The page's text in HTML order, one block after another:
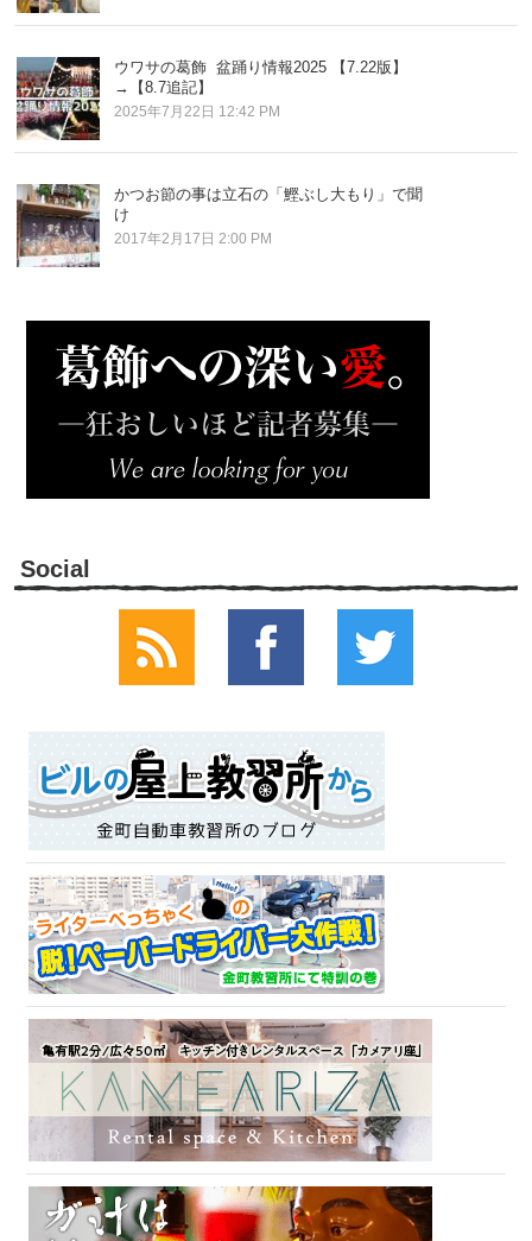
ウワサの葛飾 盆踊り情報2025 【7.22版】
→【8.7追記】
2025年7月22日 12:42 PM
かつお節の事は立石の「鰹ぶし大もり」で聞
け
2017年2月17日 2:00 PM
Social